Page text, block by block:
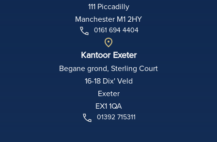
111 Piccadilly
Manchester M1 2HY
0161 694 4404
Kantoor Exeter
Begane grond, Sterling Court
16-18 Dix' Veld
Exeter
EX1 1QA
01392 715311